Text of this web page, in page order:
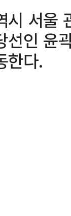
서울
선인 윤
한다.